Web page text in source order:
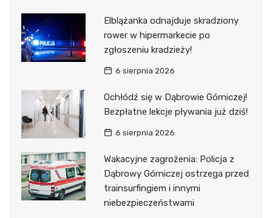
Elblążanka odnajduje skradziony
rower w hipermarkecie po
zgłoszeniu kradzieży!
6 sierpnia 2026
Ochłódź się w Dąbrowie Górniczej!
Bezpłatne lekcje pływania już dziś!
6 sierpnia 2026
Wakacyjne zagrożenia: Policja z
Dąbrowy Górniczej ostrzega przed
trainsurfingiem i innymi
niebezpieczeństwami